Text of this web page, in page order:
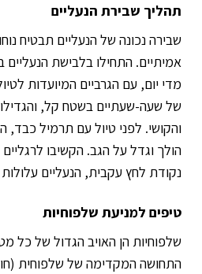
תהליך שבירת הנעליים
שבירה נכונה של הנעליים תבטיח
אמיתיים. התחילו בלבישת
מדי יום, עם הגרביים המיועדות
של שעה-שעתיים בשטח קל,
והקושי. לפני טיול עם תרמיל
הולך וגדל על הגב. הקשיבו
נקודת לחץ עקבית, הנעליים
טיפים למניעת שלפוחיות
שלפוחיות הן האויב הגדול של כל
התחושה המקדימה של שלפוחית